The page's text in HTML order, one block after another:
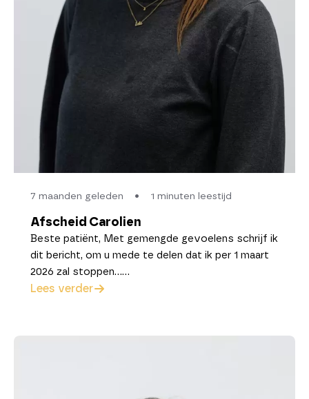
7 maanden geleden • 1 minuten leestijd
Afscheid Carolien
Beste patiënt, Met gemengde gevoelens schrijf ik
dit bericht, om u mede te delen dat ik per 1 maart
2026 zal stoppen……
Lees verder